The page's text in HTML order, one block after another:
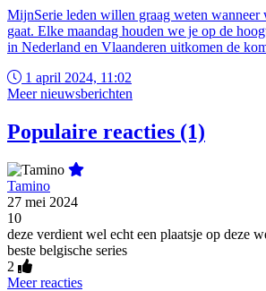
MijnSerie leden willen graag weten wanneer
gaat. Elke maandag houden we je op de
in Nederland en Vlaanderen uitkomen de
1 april 2024, 11:02
Meer nieuwsberichten
Populaire reacties (1)
Tamino
27 mei 2024
10
deze verdient wel echt een plaatsje op deze
beste belgische series
2
Meer reacties